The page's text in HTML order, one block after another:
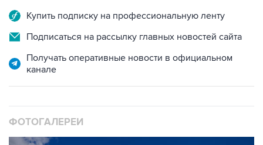
Купить подписку на профессиональную ленту
Подписаться на рассылку главных новостей сайта
Получать оперативные новости в официальном
канале
ФОТОГАЛЕРЕИ